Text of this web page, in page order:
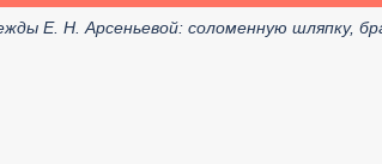
Е. Н. Арсеньевой: соломенную шляпку,